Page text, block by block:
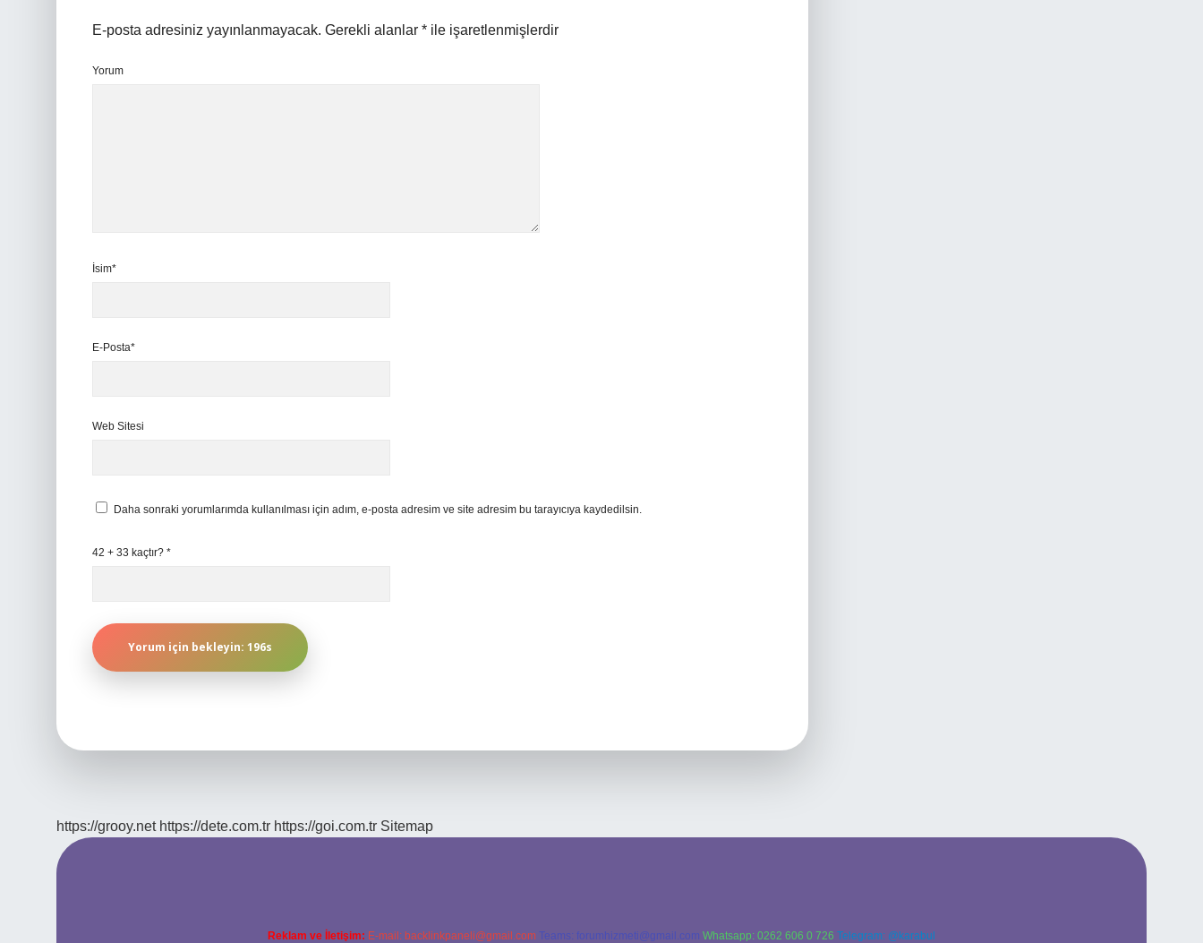
E-posta adresiniz yayınlanmayacak. Gerekli alanlar * ile işaretlenmişlerdir
Yorum
İsim*
E-Posta*
Web Sitesi
Daha sonraki yorumlarımda kullanılması için adım, e-posta adresim ve site adresim bu tarayıcıya kaydedilsin.
42 + 33 kaçtır? *
https://grooy.net https://dete.com.tr https://goi.com.tr Sitemap
Reklam ve İletişim: E-mail: backlinkpaneli@gmail.com Teams: forumhizmeti@gmail.com Whatsapp: 0262 606 0 726 Telegram: @karabul